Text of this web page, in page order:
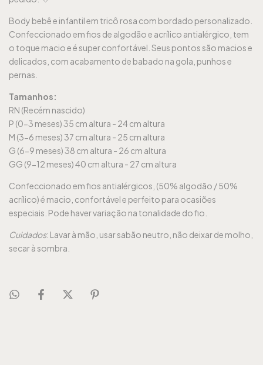
Body bebê e infantil em tricô rosa com bordado personalizado.
Confeccionado em fios de algodão e acrílico antialérgico, tem
o toque macio e é super confortável. Seus pontos são macios e
delicados, com acabamento de babado na gola, punhos e
pernas.
Tamanhos:
RN (Recém nascido)
P (0-3 meses) 35 cm altura - 24 cm altura
M (3-6 meses) 37 cm altura - 25 cm altura
G (6-9 meses) 38 cm altura - 26 cm altura
GG (9-12 meses) 40 cm altura - 27 cm altura
Confeccionado em fios antialérgicos, (50% algodão / 50%
acrílico) é macio, confortável e perfeito para ocasiões
especiais. Pode haver variação na tonalidade do fio.
Cuidados: Lavar à mão, usar sabão neutro, não deixar de molho,
secar à sombra.